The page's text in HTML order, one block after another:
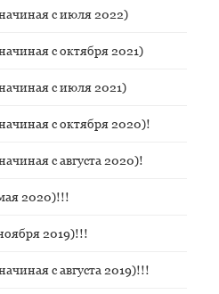
с июля 2022)
с октября 2021)
с июля 2021)
с октября 2020)!
с августа 2020)!
2020)!!!
2019)!!!
с августа 2019)!!!